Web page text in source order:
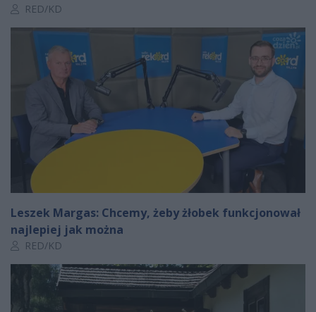
Autor artykułu:
RED/KD
Leszek Margas: Chcemy, żeby żłobek funkcjonował
najlepiej jak można
Autor artykułu:
RED/KD